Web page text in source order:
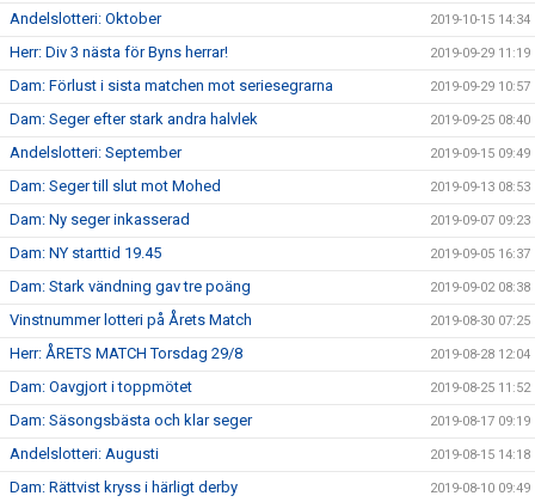
Andelslotteri: Oktober 2019-10-15 14:34
Herr: Div 3 nästa för Byns herrar! 2019-09-29 11:19
Dam: Förlust i sista matchen mot seriesegrarna 2019-09-29 10:57
Dam: Seger efter stark andra halvlek 2019-09-25 08:40
Andelslotteri: September 2019-09-15 09:49
Dam: Seger till slut mot Mohed 2019-09-13 08:53
Dam: Ny seger inkasserad 2019-09-07 09:23
Dam: NY starttid 19.45 2019-09-05 16:37
Dam: Stark vändning gav tre poäng 2019-09-02 08:38
Vinstnummer lotteri på Årets Match 2019-08-30 07:25
Herr: ÅRETS MATCH Torsdag 29/8 2019-08-28 12:04
Dam: Oavgjort i toppmötet 2019-08-25 11:52
Dam: Säsongsbästa och klar seger 2019-08-17 09:19
Andelslotteri: Augusti 2019-08-15 14:18
Dam: Rättvist kryss i härligt derby 2019-08-10 09:49